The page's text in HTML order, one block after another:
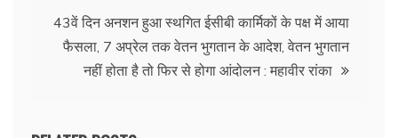
43वें दिन अनशन हुआ स्थगित ईसीबी कार्मिकों के पक्ष में आया
फैसला, 7 अप्रेल तक वेतन भुगतान के आदेश, वेतन भुगतान
नहीं होता है तो फिर से होगा आंदोलन : महावीर रांका